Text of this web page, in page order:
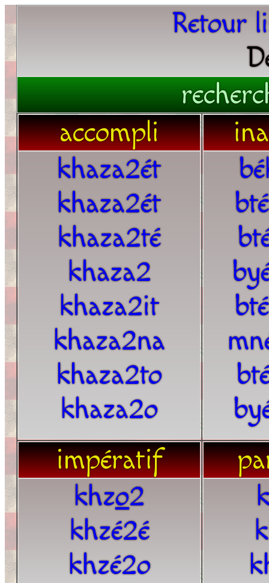
Retour
accompli
khaza2ét
khaza2ét
khaza2té
khaza2
khaza2it
khaza2na
khaza2to
khaza2o
impératif
khzo2
khzé2é
khzé2o